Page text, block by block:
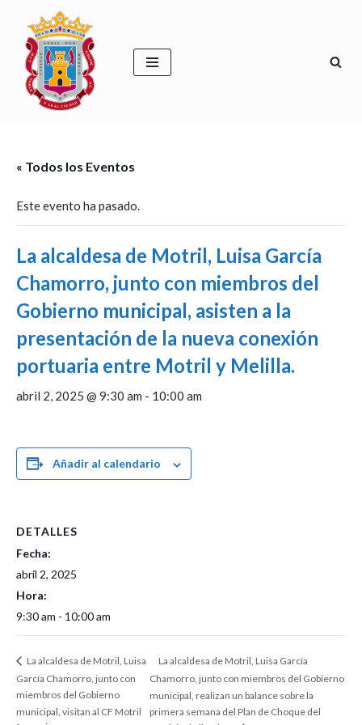
Saltar
contenido
« Todos los Eventos
Este evento ha pasado.
La alcaldesa de Motril, Luisa García
Chamorro, junto con miembros del
Gobierno municipal, asisten a la
presentación de la nueva conexión
portuaria entre Motril y Melilla.
abril 2, 2025 @ 9:30 am - 10:00 am
Añadir al calendario
DETALLES
Fecha:
abril 2, 2025
Hora:
9:30 am - 10:00 am
La alcaldesa de Motril, Luisa
García Chamorro, junto con
miembros del Gobierno
municipal, visitan al CF Motril
La alcaldesa de Motril, Luisa García
Chamorro, junto con miembros del Gobierno
municipal, realizan un balance sobre la
primera semana del Plan de Choque del